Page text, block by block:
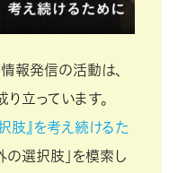
報発信の活動は、
立っています。
肢』を考え続けるた
の選択肢」を模索し